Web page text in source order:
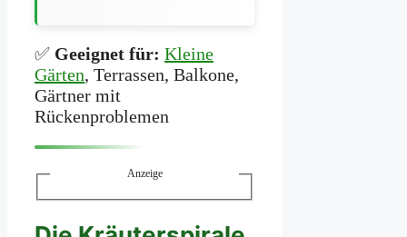
✅ Geeignet für: Kleine
Gärten, Terrassen, Balkone,
Gärtner mit
Rückenproblemen
Anzeige